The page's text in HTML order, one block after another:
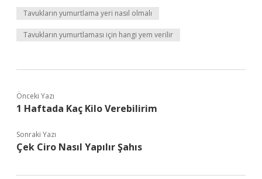
Tavukların yumurtlama yeri nasıl olmalı
Tavukların yumurtlaması için hangi yem verilir
Önceki Yazı
1 Haftada Kaç Kilo Verebilirim
Sonraki Yazı
Çek Ciro Nasıl Yapılır Şahıs